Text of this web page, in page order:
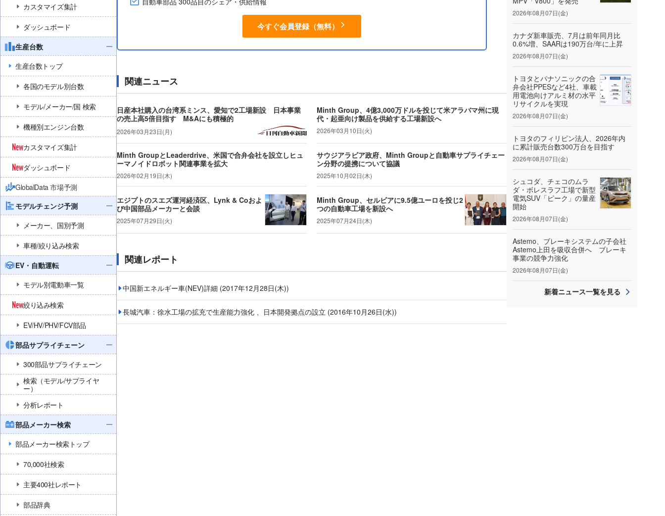
カスタマイズ集計
ダッシュボード
生産台数
生産台数トップ
各国のモデル別台数
モデル/メーカー/国 検索
機種別エンジン台数
カスタマイズ集計
ダッシュボード
GlobalData 市場予測
モデルチェンジ予測
メーカー、国別予測
車種/絞り込み検索
EV・自動運転
モデル別電動車一覧
絞り込み検索
EV/HV/PHV/FCV部品
部品サプライチェーン
300部品サプライチェーン
検索（モデル/サプライヤ
ー）
分析レポート
部品メーカー検索
部品メーカー検索トップ
70,000社検索
主要400社レポート
部品辞典
今すぐ会員登録（無料）
関連ニュース
日産本社購入の台湾系ミンス、愛知で2工場新設 日本事業
の売上高5倍目指す M&Aにも積極的
2026年03月23日(月)
Minth Group、4億3,000万ドルを投じて米アラバマ州に現
代・起亜向け製品を供給する工場新設へ
2026年03月10日(火)
Minth GroupとLeaderdrive、米国で合弁会社を設立しヒュ
ーマノイドロボット関連事業を拡大
2026年02月19日(木)
サウジアラビア政府、Minth Groupと自動車サプライチェー
ン分野の提携について協議
2025年10月02日(木)
エジプトのスエズ運河経済区、Lynk & Coおよ
び中国部品メーカーと会談
2025年07月29日(火)
Minth Group、セルビアに9.5億ユーロを投じ2
つの自動車工場を新設へ
2025年07月24日(木)
関連レポート
中国新エネルギー車(NEV)詳細 (2017年12月28日(木))
長城汽車：徐水工場の拡充で生産能力強化 、日本開発拠点の設立 (2016年10月26日(水))
2026年08月07日(金)
カナダ新車販売、7月は前年同月比
0.6%増、SAARは190万台/年に上昇
2026年08月07日(金)
トヨタとパナソニックの合
弁会社PPESなど4社、車載
用電池向けアルミ材の水平
リサイクルを実現
2026年08月07日(金)
トヨタのフィリピン法人、2026年内
に累計販売台数300万台を目指す
2026年08月07日(金)
シュコダ、チェコのムラ
ダ・ボレスラフ工場で新型
電気SUV「ピーク」の量産
開始
2026年08月07日(金)
Astemo、ブレーキシステムの子会社
Astemo上田を吸収合併へ ブレーキ
事業の競争力強化
2026年08月07日(金)
新着ニュース一覧を見る